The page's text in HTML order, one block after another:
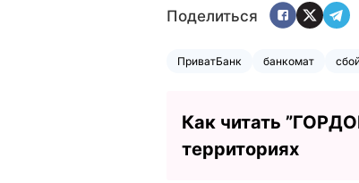
Поделиться
ПриватБанк банкомат
Как читать
территориях